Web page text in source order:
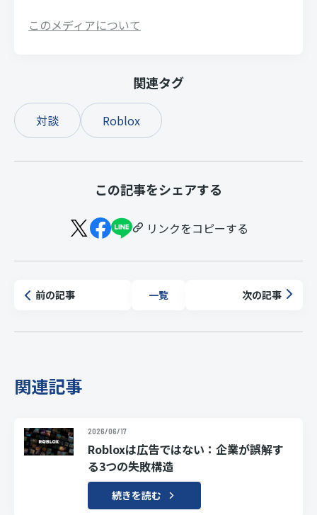
このメディアについて
関連タグ
対談 Roblox
この記事をシェアする
リンクをコピーする
前の記事 一覧 次の記事
関連記事
2026/06/17
Robloxは広告ではない：企業が誤解す
る3つの失敗構造
続きを読む